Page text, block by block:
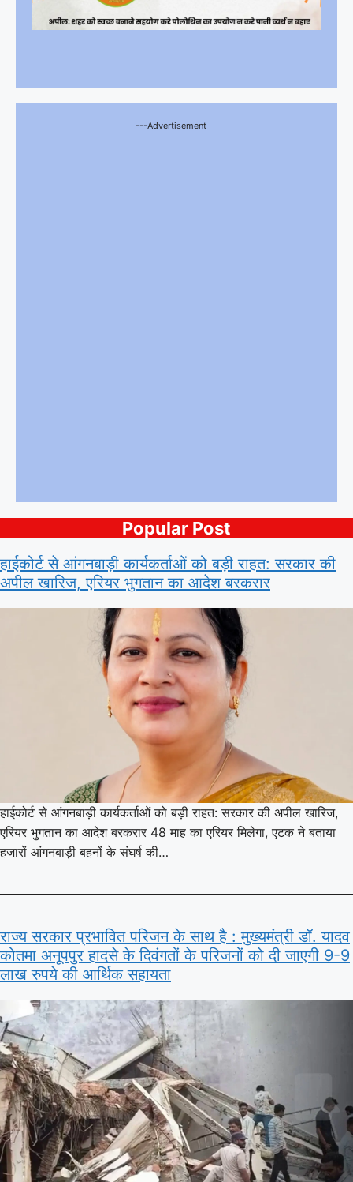
---Advertisement---
Popular Post
हाईकोर्ट से आंगनबाड़ी कार्यकर्ताओं को बड़ी राहत: सरकार की
अपील खारिज, एरियर भुगतान का आदेश बरकरार
हाईकोर्ट से आंगनबाड़ी कार्यकर्ताओं को बड़ी राहत: सरकार की अपील खारिज,
एरियर भुगतान का आदेश बरकरार 48 माह का एरियर मिलेगा, एटक ने बताया
हजारों आंगनबाड़ी बहनों के संघर्ष की…
राज्य सरकार प्रभावित परिजन के साथ है : मुख्यमंत्री डॉ. यादव
कोतमा अनूपपुर हादसे के दिवंगतों के परिजनों को दी जाएगी 9-9
लाख रुपये की आर्थिक सहायता